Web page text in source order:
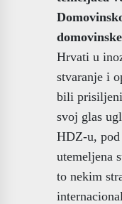
Hrvati u
stvaranje i
bili
svoj glas
HDZ-u,
utemeljena
to nekim